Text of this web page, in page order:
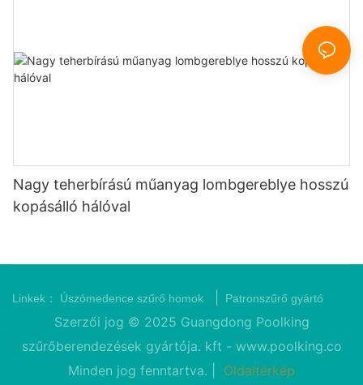
Nagy teherbírású műanyag lombgereblye hosszú
kopásálló hálóval
Linkek： Úszómedence szűrő homok Patronszűrő gyártó
Szerzői jog © 2025 Guangdong Poolking
szűrőberendezések gyártója. kft - www.poolking.co
Minden jog fenntartva. |
Oldaltérkép